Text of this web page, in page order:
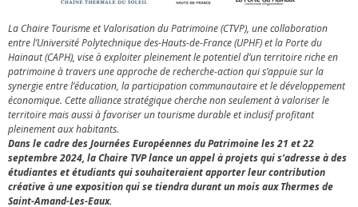
La Chaire Tourisme et Valorisation du Patrimoine (CTVP), une collaboration
entre l’Université Polytechnique des-Hauts-de-France (UPHF) et la Porte du
Hainaut (CAPH), vise à exploiter pleinement le potentiel d’un territoire riche en
patrimoine à travers une approche de recherche-action qui s’appuie sur la
synergie entre l’éducation, la participation communautaire et le développement
économique. Cette alliance stratégique cherche non seulement à valoriser le
territoire mais aussi à favoriser un tourisme durable et inclusif profitant
pleinement aux habitants.
Dans le cadre des Journées Européennes du Patrimoine les 21 et 22
septembre 2024, la Chaire TVP lance un appel à projets qui s’adresse à des
étudiantes et étudiants qui souhaiteraient apporter leur contribution
créative à une exposition qui se tiendra durant un mois aux Thermes de
Saint-Amand-Les-Eaux.